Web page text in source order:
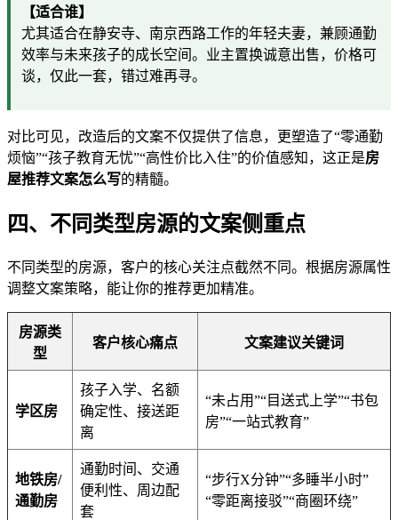
【适合谁】
尤其适合在静安寺、南京西路工作的年轻夫妻，兼顾通勤
效率与未来孩子的成长空间。业主置换诚意出售，价格可
谈，仅此一套，错过难再寻。
对比可见，改造后的文案不仅提供了信息，更塑造了“零通勤
烦恼”“孩子教育无忧”“高性价比入住”的价值感知，这正是房
屋推荐文案怎么写的精髓。
四、不同类型房源的文案侧重点
不同类型的房源，客户的核心关注点截然不同。根据房源属性
调整文案策略，能让你的推荐更加精准。
房源类
型
客户核心痛点 文案建议关键词
学区房
孩子入学、名额
确定性、接送距
离
“未占用”“目送式上学”“书包
房”“一站式教育”
地铁房/
通勤房
通勤时间、交通
便利性、周边配
套
“步行X分钟”“多睡半小时”
“零距离接驳”“商圈环绕”